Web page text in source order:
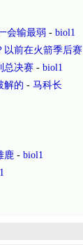
会输最弱 - biol1
以前在火箭季后赛
总决赛 - biol1
解的 - 马科长
鹿 - biol1